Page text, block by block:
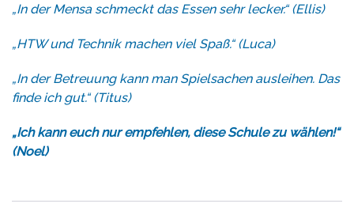
„In der Mensa schmeckt das Essen sehr lecker.“ (Ellis)
„HTW und Technik machen viel Spaß.“ (Luca)
„In der Betreuung kann man Spielsachen ausleihen. Das
finde ich gut.“ (Titus)
„Ich kann euch nur empfehlen, diese Schule zu wählen!“
(Noel)